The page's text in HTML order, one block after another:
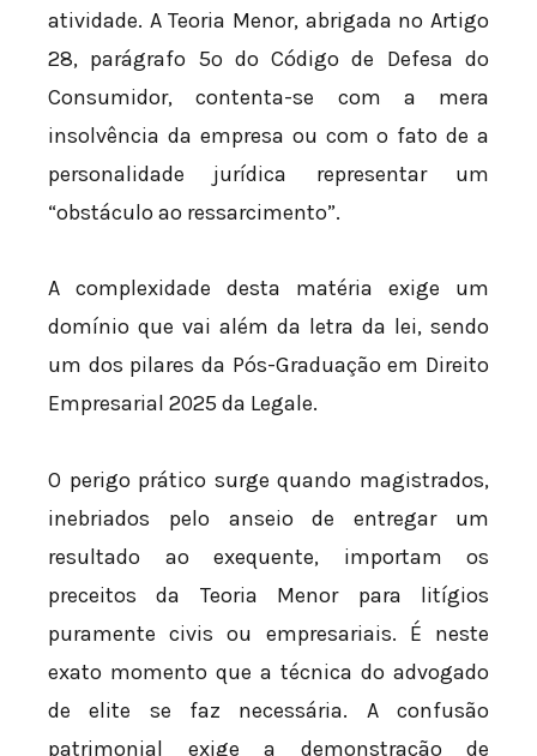
atividade. A Teoria Menor, abrigada no Artigo
28, parágrafo 5º do Código de Defesa do
Consumidor, contenta-se com a mera
insolvência da empresa ou com o fato de a
personalidade jurídica representar um
“obstáculo ao ressarcimento”.
A complexidade desta matéria exige um
domínio que vai além da letra da lei, sendo
um dos pilares da Pós-Graduação em Direito
Empresarial 2025 da Legale.
O perigo prático surge quando magistrados,
inebriados pelo anseio de entregar um
resultado ao exequente, importam os
preceitos da Teoria Menor para litígios
puramente civis ou empresariais. É neste
exato momento que a técnica do advogado
de elite se faz necessária. A confusão
patrimonial exige a demonstração de